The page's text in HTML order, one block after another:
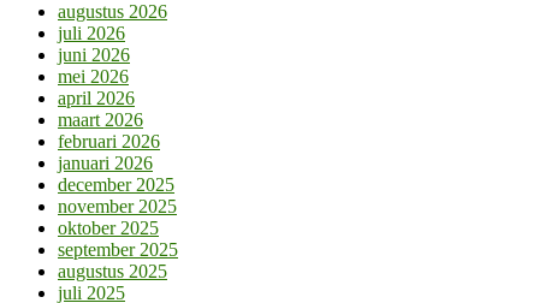
augustus 2026
juli 2026
juni 2026
mei 2026
april 2026
maart 2026
februari 2026
januari 2026
december 2025
november 2025
oktober 2025
september 2025
augustus 2025
juli 2025